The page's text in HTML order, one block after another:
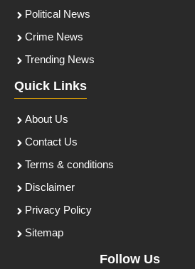
Political News
Crime News
Trending News
Quick Links
About Us
Contact Us
Terms & conditions
Disclaimer
Privacy Policy
Sitemap
Follow Us